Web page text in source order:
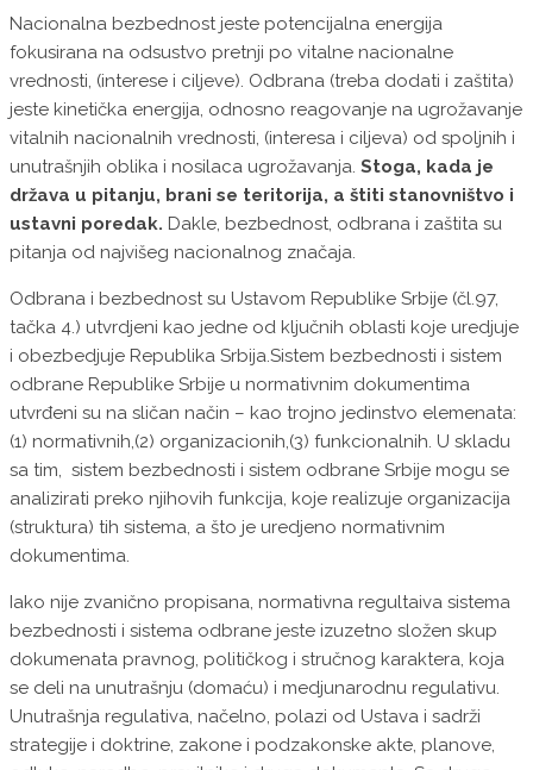
Nacionalna bezbednost jeste potencijalna energija
fokusirana na odsustvo pretnji po vitalne nacionalne
vrednosti, (interese i ciljeve). Odbrana (treba dodati i zaštita)
jeste kinetička energija, odnosno reagovanje na ugrožavanje
vitalnih nacionalnih vrednosti, (interesa i ciljeva) od spoljnih i
unutrašnjih oblika i nosilaca ugrožavanja. Stoga, kada je
država u pitanju, brani se teritorija, a štiti stanovništvo i
ustavni poredak. Dakle, bezbednost, odbrana i zaštita su
pitanja od najvišeg nacionalnog značaja.
Odbrana i bezbednost su Ustavom Republike Srbije (čl.97,
tačka 4.) utvrdjeni kao jedne od ključnih oblasti koje uredjuje
i obezbedjuje Republika Srbija.Sistem bezbednosti i sistem
odbrane Republike Srbije u normativnim dokumentima
utvrđeni su na sličan način – kao trojno jedinstvo elemenata:
(1) normativnih,(2) organizacionih,(3) funkcionalnih. U skladu
sa tim, sistem bezbednosti i sistem odbrane Srbije mogu se
analizirati preko njihovih funkcija, koje realizuje organizacija
(struktura) tih sistema, a što je uredjeno normativnim
dokumentima.
Iako nije zvanično propisana, normativna regultaiva sistema
bezbednosti i sistema odbrane jeste izuzetno složen skup
dokumenata pravnog, političkog i stručnog karaktera, koja
se deli na unutrašnju (domaću) i medjunarodnu regulativu.
Unutrašnja regulativa, načelno, polazi od Ustava i sadrži
strategije i doktrine, zakone i podzakonske akte, planove,